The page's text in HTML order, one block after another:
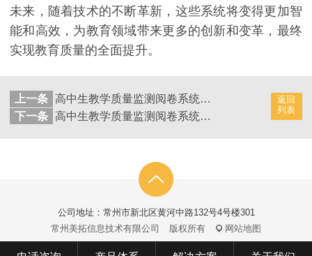
未来，随着技术的不断革新，这些系统将变得更加智
能和高效，为教育领域带来更多的创新和变革，最终
实现教育质量的全面提升。
返回
列表
上一条
高中生教学质量监测阅卷系统：智能化优化试卷评阅过程
下一条
高中生教学质量监测阅卷系统：智能化助力试卷批改效率
公司地址：常州市新北区黄河中路132号4号楼301
常州美拓信息技术有限公司
版权所有 网站地图